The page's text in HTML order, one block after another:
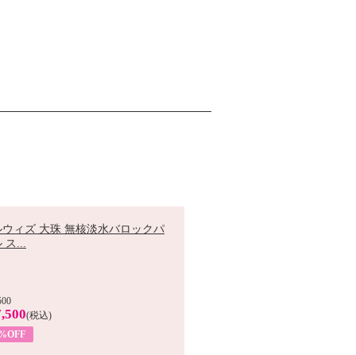
ウィズ 大珠 無核淡水バロックパ
ス...
(税込)